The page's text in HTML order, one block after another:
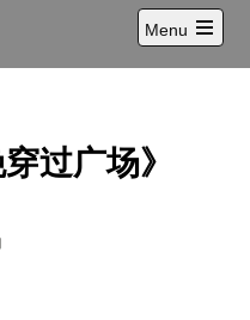
Menu
Open
main
过广场》